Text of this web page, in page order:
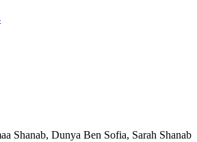
Shanab, Dunya Ben Sofia, Sarah Shanab